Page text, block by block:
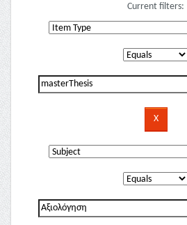
Current filters: